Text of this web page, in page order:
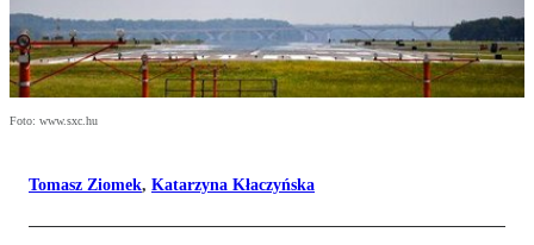
Foto: www.sxc.hu
Tomasz Ziomek, Katarzyna Kłaczyńska